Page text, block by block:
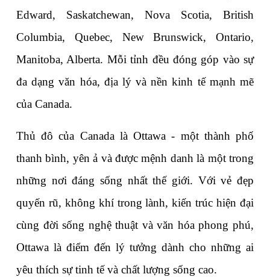
Edward, Saskatchewan, Nova Scotia, British
Columbia, Quebec, New Brunswick, Ontario,
Manitoba, Alberta. Mỗi tỉnh đều đóng góp vào sự
đa dạng văn hóa, địa lý và nền kinh tế mạnh mẽ
của Canada.
Thủ đô của Canada là Ottawa - một thành phố
thanh bình, yên ả và được mệnh danh là một trong
những nơi đáng sống nhất thế giới. Với vẻ đẹp
quyến rũ, không khí trong lành, kiến trúc hiện đại
cùng đời sống nghệ thuật và văn hóa phong phú,
Ottawa là điểm đến lý tưởng dành cho những ai
yêu thích sự tinh tế và chất lượng sống cao.